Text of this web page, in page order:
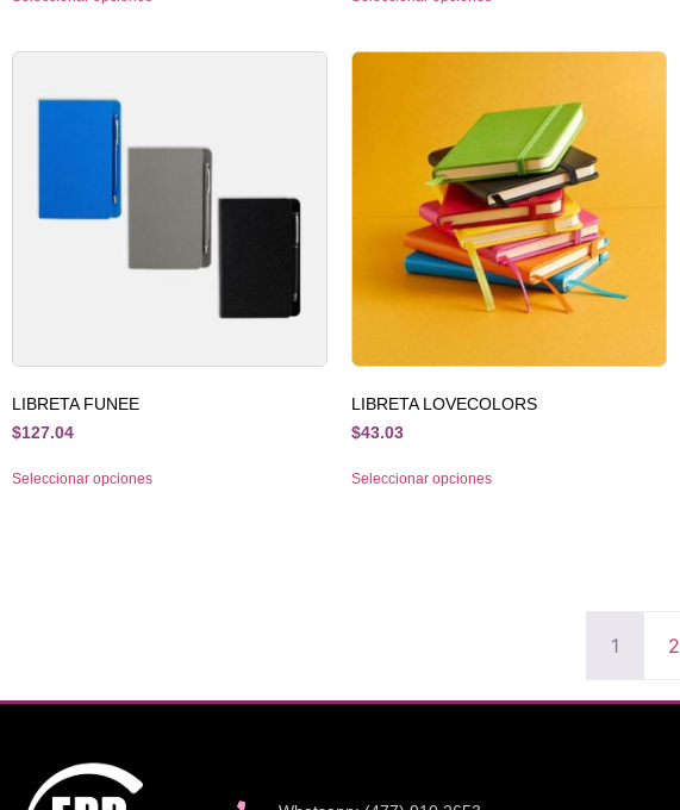
LIBRETA FUNEE
$127.04
Seleccionar opciones
LIBRETA LOVECOLORS
$43.03
Seleccionar opciones
1 2